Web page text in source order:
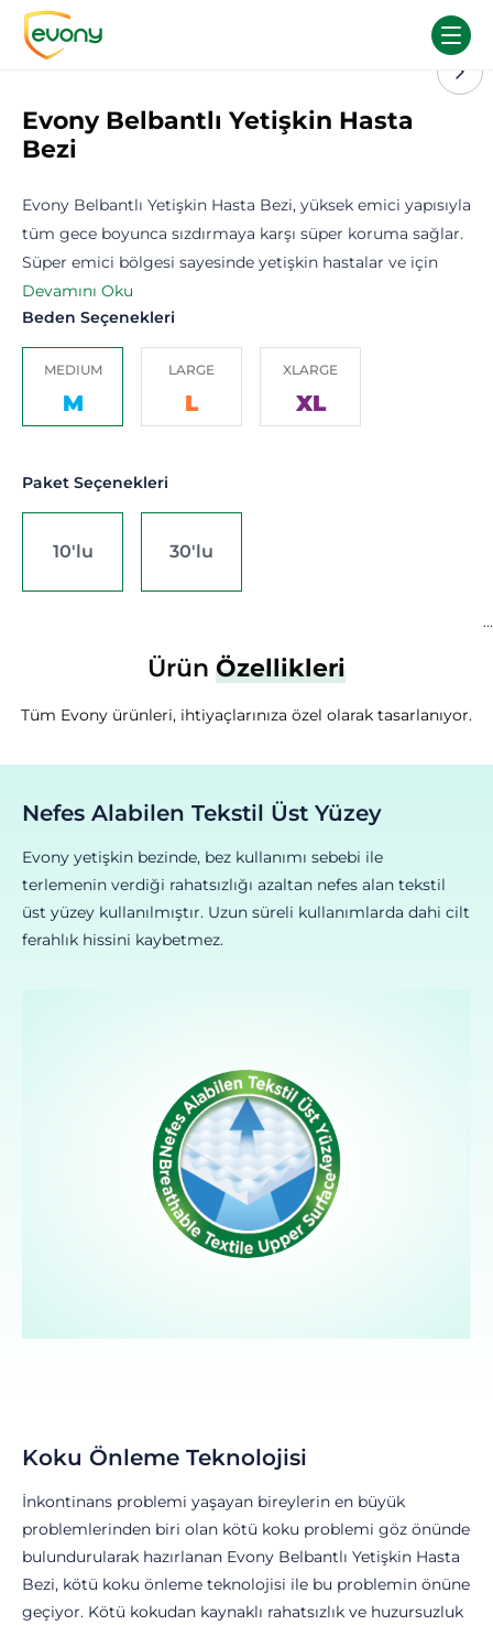
Evony Belbantlı Yetişkin Hasta
Bezi
Evony Belbantlı Yetişkin Hasta Bezi, yüksek emici yapısıyla
tüm gece boyunca sızdırmaya karşı süper koruma sağlar.
Süper emici bölgesi sayesinde yetişkin hastalar ve için
daha yüksek koruma ve güvenli bir koruma sağlarken,
nefes alabilen tekstil üst yüzeyi ile de cildi tahriş etmez.
Vücuda uyumlu tasarımı ve koku önleme teknolojisine
sahip hasta bezleri, rahat ve konforlu bir uyku sağlar.
Defalarca açılıp kapanabilen güvenli bant sistemi ıslaklık,
hem pratik hem de güvenli bir kullanım sağlar.
Dermatolojik ve mikrobiyolojik olarak test edilmiştir
Devamını Oku
Beden Seçenekleri
MEDIUM
M
LARGE
L
XLARGE
XL
Paket Seçenekleri
10'lu 30'lu
Ürün Özellikleri
Tüm Evony ürünleri, ihtiyaçlarınıza özel olarak tasarlanıyor.
Nefes Alabilen Tekstil Üst Yüzey
Evony yetişkin bezinde, bez kullanımı sebebi ile
terlemenin verdiği rahatsızlığı azaltan nefes alan tekstil
üst yüzey kullanılmıştır. Uzun süreli kullanımlarda dahi cilt
ferahlık hissini kaybetmez.
Koku Önleme Teknolojisi
İnkontinans problemi yaşayan bireylerin en büyük
problemlerinden biri olan kötü koku problemi göz önünde
bulundurularak hazırlanan Evony Belbantlı Yetişkin Hasta
Bezi, kötü koku önleme teknolojisi ile bu problemin önüne
geçiyor. Kötü kokudan kaynaklı rahatsızlık ve huzursuzluk